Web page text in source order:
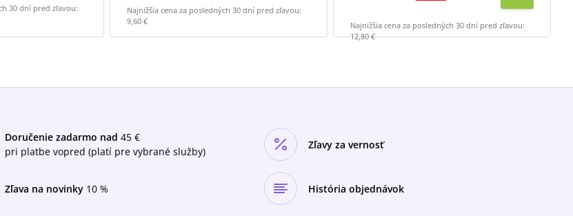
30 dní pred zľavou:
Najnižšia cena za posledných 30 dní pred zľavou:
9,60 €
Najnižšia cena za posledných 30 dní pred zľavou:
12,80 €
Doručenie zadarmo nad 45 €
pri platbe vopred (platí pre vybrané služby)
Zľavy za vernosť
Zľava na novinky 10 % História objednávok